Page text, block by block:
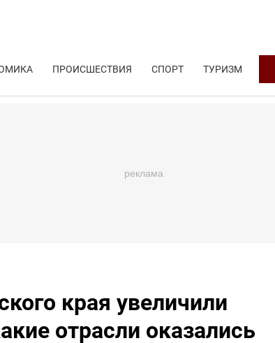
ПРОИСШЕСТВИЯ СПОРТ ТУРИЗМ
края увеличили
отрасли оказались